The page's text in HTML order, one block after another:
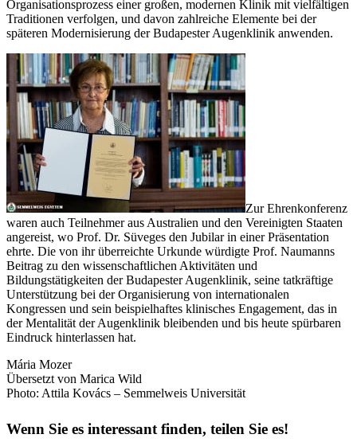
Organisationsprozess einer großen, modernen Klinik mit vielfältigen
Traditionen verfolgen, und davon zahlreiche Elemente bei der
späteren Modernisierung der Budapester Augenklinik anwenden.
Zur Ehrenkonferenz
waren auch Teilnehmer aus Australien und den Vereinigten Staaten
angereist, wo Prof. Dr. Süveges den Jubilar in einer Präsentation
ehrte. Die von ihr überreichte Urkunde würdigte Prof. Naumanns
Beitrag zu den wissenschaftlichen Aktivitäten und
Bildungstätigkeiten der Budapester Augenklinik, seine tatkräftige
Unterstützung bei der Organisierung von internationalen
Kongressen und sein beispielhaftes klinisches Engagement, das in
der Mentalität der Augenklinik bleibenden und bis heute spürbaren
Eindruck hinterlassen hat.
Mária Mozer
Übersetzt von Marica Wild
Photo: Attila Kovács – Semmelweis Universität
Wenn Sie es interessant finden, teilen Sie es!